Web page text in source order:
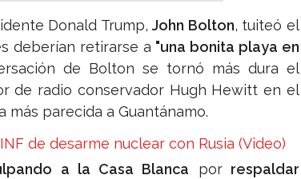
Donald Trump,John Bolton, tuiteó el
deberían retirarse a "una bonita playa en
de Bolton se tornó más dura el
de radio conservador Hugh Hewitt en el
parecida a Guantánamo.
de desarme nuclear con Rusia (Video)
a la Casa Blanca porrespaldar